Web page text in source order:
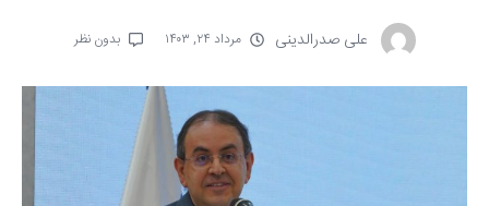
علی صدرالدینی مرداد ۲۴, ۱۴۰۳ بدون نظر